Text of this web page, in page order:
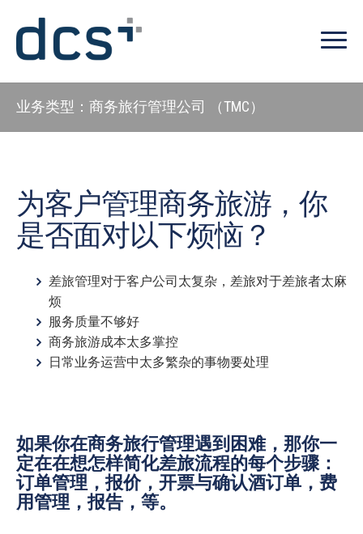
业务类型：商务旅行管理公司 （TMC）
为客户管理商务旅游，你
是否面对以下烦恼？
差旅管理对于客户公司太复杂，差旅对于差旅者太麻
烦
服务质量不够好
商务旅游成本太多掌控
日常业务运营中太多繁杂的事物要处理
如果你在商务旅行管理遇到困难，那你一
定在在想怎样简化差旅流程的每个步骤：
订单管理，报价，开票与确认酒订单，费
用管理，报告，等。